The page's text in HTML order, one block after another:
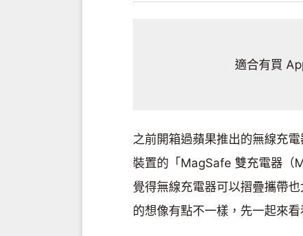
適合有買
之前開箱過蘋果推出的無線充
裝置的「MagSafe 雙充電器（
覺得無線充電器可以摺疊攜帶
的想像有點不一樣，先一起來看